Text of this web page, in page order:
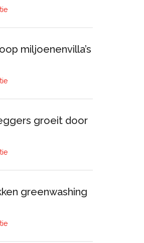
miljoenenvilla’s
groeit door
greenwashing